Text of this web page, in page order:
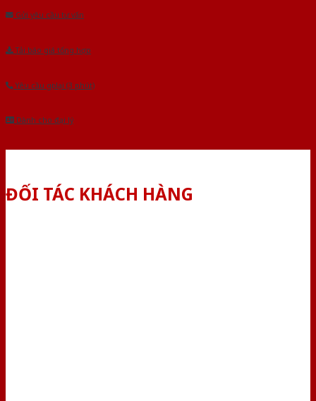
Gửi yêu cầu tư vấn
Tải báo giá tổng hợp
Yêu cầu gọi lại (3 phút)
Dành cho đại lý
ĐỐI TÁC KHÁCH HÀNG